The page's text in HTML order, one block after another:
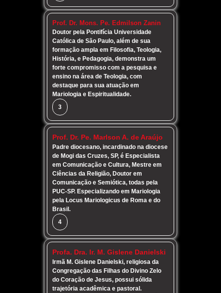
Prof. Dr. Mons. Pe. Edmilson Zanin
Doutor pela Pontifícia Universidade
Católica de São Paulo, além de sua
formação ampla em Filosofia, Teologia,
História, e Pedagogia, demonstra um
forte compromisso com a pesquisa e
ensino na área de Teologia, com
destaque para sua atuação em
Mariologia e Espiritualidade.
3
Prof. Dr. Pe. Marlson A. de Araújo
Padre diocesano, incardinado na diocese
de Mogi das Cruzes, SP, é Especialista
em Comunicação e Cultura, Mestre em
Ciências da Religião, Doutor em
Comunicação e Semiótica, todas pela
PUC-SP. Especializando em Mariologia
pela Locus Mariologicus de Roma e do
Brasil.
4
Profa. Dra. Ir. M. Gislene Danielski
Irmã M. Gislene Danielski, religiosa da
Congregação das Filhas do Divino Zelo
do Coração de Jesus, possui sólida
trajetória acadêmica e pastoral.